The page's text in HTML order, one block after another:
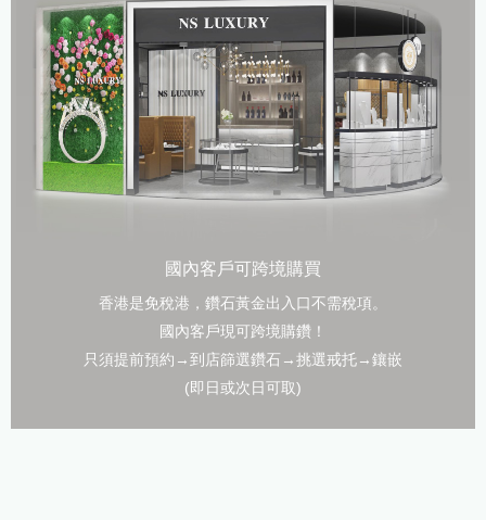
國內客戶可跨境購買
香港是免稅港，鑽石黃金出入口不需稅項。
國內客戶現可跨境購鑽！
只須提前預約→到店篩選鑽石→挑選戒托→鑲嵌
(即日或次日可取)